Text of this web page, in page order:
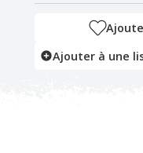
Ajouter à une